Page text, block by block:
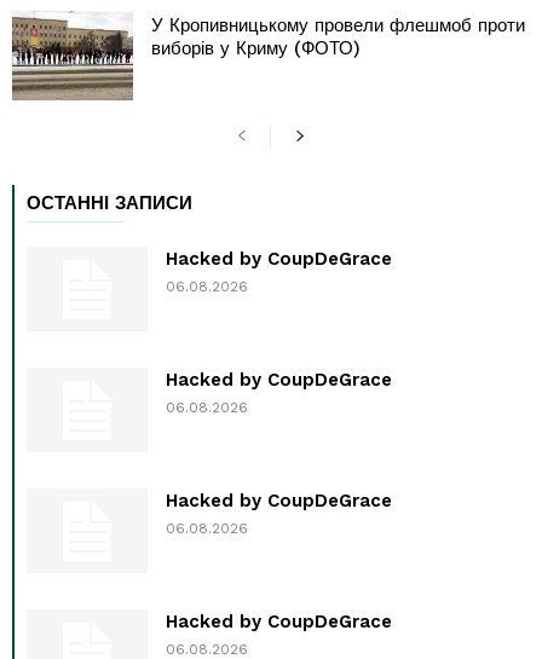
У Кропивницькому провели флешмоб проти
виборів у Криму (ФОТО)
ОСТАННІ ЗАПИСИ
Hacked by CoupDeGrace
06.08.2026
Hacked by CoupDeGrace
06.08.2026
Hacked by CoupDeGrace
06.08.2026
Hacked by CoupDeGrace
06.08.2026